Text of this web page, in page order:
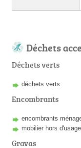
Déchets
Déchets verts
déchets verts
Encombrants
encombrants
mobilier hors d'usage
Gravas